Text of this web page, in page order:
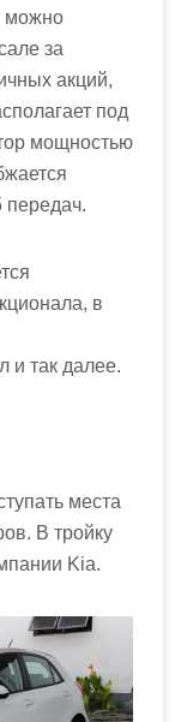
можно
за
акций,
под
мощностью
передач.
в
и так далее.
места
В тройку
Kia.